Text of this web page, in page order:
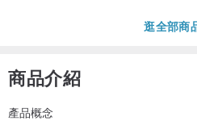
逛全部商
商品介紹
產品概念